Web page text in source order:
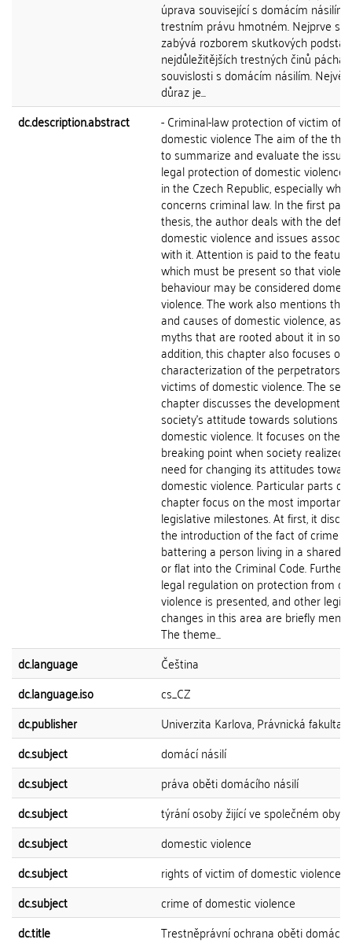
úprava související s domácím násilím
trestním právu hmotném. Nejprve se
zabývá rozborem skutkových podstat
nejdůležitějších trestných činů
souvislosti s domácím násilím.
důraz je...
dc.description.abstract
- Criminal-law protection of victim of
domestic violence The aim of the
to summarize and evaluate the issue
legal protection of domestic violence
in the Czech Republic, especially what
concerns criminal law. In the first
thesis, the author deals with the
domestic violence and issues
with it. Attention is paid to the
which must be present so that violent
behaviour may be considered
violence. The work also mentions the
and causes of domestic violence, as
myths that are rooted about it in
addition, this chapter also focuses on
characterization of the perpetrators
victims of domestic violence. The
chapter discusses the development
society's attitude towards solutions of
domestic violence. It focuses on the
breaking point when society realized
need for changing its attitudes
domestic violence. Particular parts of
chapter focus on the most important
legislative milestones. At first, it
the introduction of the fact of crime of
battering a person living in a shared
or flat into the Criminal Code. Further
legal regulation on protection from
violence is presented, and other
changes in this area are briefly
The theme...
dc.language
Čeština
dc.language.iso
cs_CZ
dc.publisher
Univerzita Karlova, Právnická fakulta
dc.subject
domácí násilí
dc.subject
práva oběti domácího násilí
dc.subject
týrání osoby žijící ve společném obydlí
dc.subject
domestic violence
dc.subject
rights of victim of domestic violence
dc.subject
crime of domestic violence
dc.title
Trestněprávní ochrana oběti